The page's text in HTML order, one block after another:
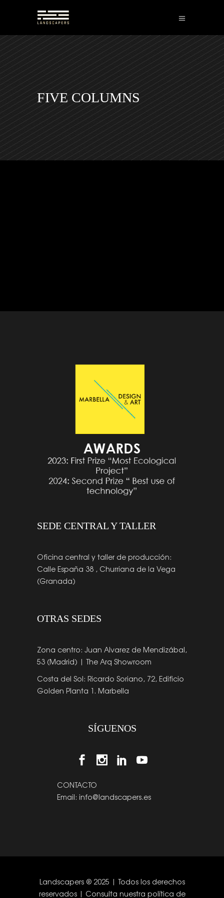
FIVE COLUMNS
SEDE CENTRAL Y TALLER
Oficina central y taller de producción:
Calle España 38 , Churriana de la Vega
(Granada)
OTRAS SEDES
Zona centro: Juan Alvarez de Mendizábal,
53 (Madrid) | The Arq Showroom
Costa del Sol: Ricardo Soriano, 72, Edificio
Golden Planta 1. Marbella
SÍGUENOS
CONTACTO
Email: info@landscapers.es
Landscapers ® 2025 | Todos los derechos
reservados | Consulta nuestra política de